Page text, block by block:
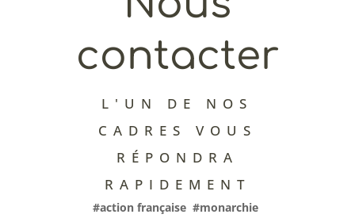
contacter
L'UN DE NOS
CADRES VOUS
RÉPONDRA
RAPIDEMENT
#action française #monarchie